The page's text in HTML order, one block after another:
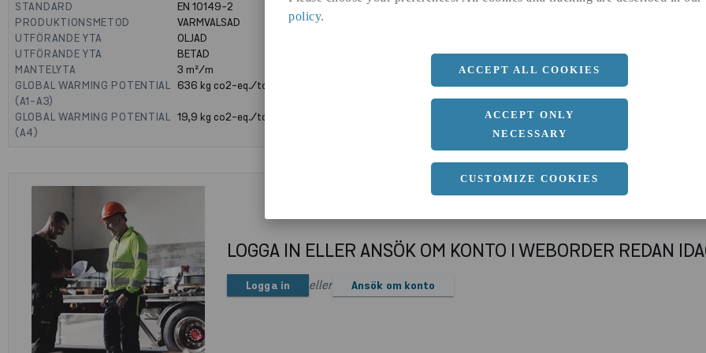
policy.
ACCEPT ALL COOKIES
ACCEPT ONLY
NECESSARY
CUSTOMIZE COOKIES
STANDARD
EN 10149-2
PRODUKTIONSMETOD
VARMVALSAD
UTFÖRANDE YTA
OLJAD
UTFÖRANDE YTA
BETAD
MANTELYTA
3m²/m
GLOBAL WARMING POTENTIAL
(A1-A3)
636kg co2-eq./ton
GLOBAL WARMING POTENTIAL
(A4)
19,9kg co2-eq./ton
a 1500 MM
Längd
3000 MM
LOGGA IN ELLER ANSÖK OM KONTO I WEBORDER REDAN
Logga in eller Ansök om konto